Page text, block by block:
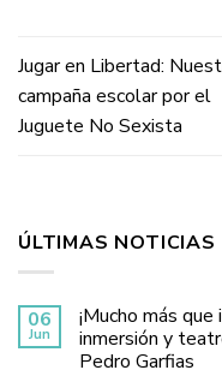
Jugar en Libertad:
campaña escolar por el
Juguete No Sexista
ÚLTIMAS NOTICIAS
06
Jun
¡Mucho más
inmersión y
Pedro Garfias